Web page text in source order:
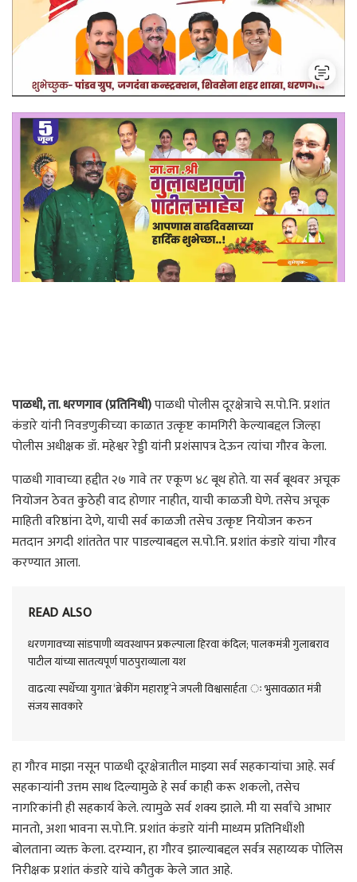
पाळधी, ता. धरणगाव (प्रतिनिधी)पाळधी पोलीस दूरक्षेत्राचे स.पो.नि. प्रशांत
कंडारे यांनी निवडणुकीच्या काळात उत्कृष्ट कामगिरी केल्याबद्दल जिल्हा
पोलीस अधीक्षक डॉ. महेश्वर रेड्डी यांनी प्रशंसापत्र देऊन त्यांचा गौरव केला.
पाळधी गावाच्या हद्दीत २७ गावे तर एकूण ४८ बूथ होते. या सर्व बूथवर अचूक
नियोजन ठेवत कुठेही वाद होणार नाहीत, याची काळजी घेणे. तसेच अचूक
माहिती वरिष्ठांना देणे, याची सर्व काळजी तसेच उत्कृष्ट नियोजन करुन
मतदान अगदी शांततेत पार पाडल्याबद्दल स.पो.नि. प्रशांत कंडारे यांचा गौरव
करण्यात आला.
READ ALSO
धरणगावच्या सांडपाणी व्यवस्थापन प्रकल्पाला हिरवा कंदिल; पालकमंत्री गुलाबराव
पाटील यांच्या सातत्यपूर्ण पाठपुराव्याला यश
वाढत्या स्पर्धेच्या युगात ‘ब्रेकींग महाराष्ट्र’ने जपली विश्वासार्हता ः भुसावळात मंत्री
संजय सावकारे
हा गौरव माझा नसून पाळधी दूरक्षेत्रातील माझ्या सर्व सहकाऱ्यांचा आहे. सर्व
सहकाऱ्यांनी उत्तम साथ दिल्यामुळे हे सर्व काही करू शकलो, तसेच
नागरिकांनी ही सहकार्य केले. त्यामुळे सर्व शक्य झाले. मी या सर्वांचे आभार
मानतो, अशा भावना स.पो.नि. प्रशांत कंडारे यांनी माध्यम प्रतिनिधींशी
बोलताना व्यक्त केला. दरम्यान, हा गौरव झाल्याबद्दल सर्वत्र सहाय्यक पोलिस
निरीक्षक प्रशांत कंडारे यांचे कौतुक केले जात आहे.